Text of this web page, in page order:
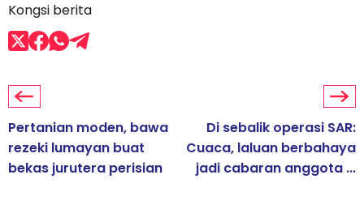
Kongsi berita
Pertanian moden, bawa
rezeki lumayan buat
bekas jurutera perisian
Di sebalik operasi SAR:
Cuaca, laluan berbahaya
jadi cabaran anggota ...